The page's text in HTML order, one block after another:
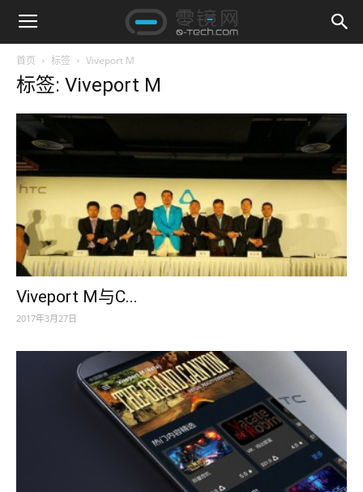
首页 标签 Viveport M
标签: Viveport M
Viveport M与C...
2017年3月27日